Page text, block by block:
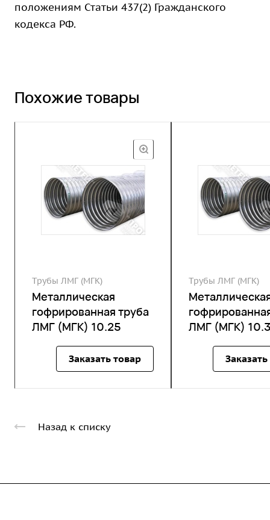
положениям Статьи 437(2) Гражданского
кодекса РФ.
Похожие товары
Трубы ЛМГ (МГК)
Металлическая
гофрированная труба
ЛМГ (МГК) 10.25
Заказать товар
Трубы ЛМГ (МГК)
ЛМГ (МГК)
Назад к списку